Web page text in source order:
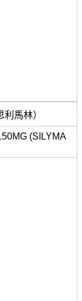
馬林）
(SILYMA